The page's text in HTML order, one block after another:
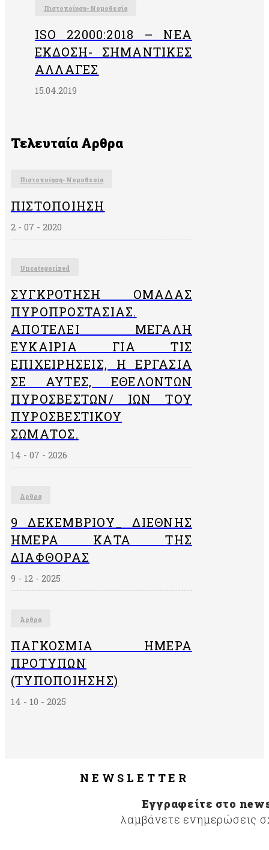
Πιστοποίηση- Νομοθεσία
ISO 22000:2018 – ΝΈΑ
ΈΚΔΟΣΗ- ΣΗΜΑΝΤΙΚΈΣ
ΑΛΛΑΓΈΣ
15.04.2019
Τελευταία Αρθρα
Πιστοποίηση- Νομοθεσία
ΠΙΣΤΟΠΟΊΗΣΗ
2 - 07 - 2020
Uncategorized
ΣΥΓΚΡΌΤΗΣΗ ΟΜΆΔΑΣ
ΠΥΡΟΠΡΟΣΤΑΣΊΑΣ.
ΑΠΟΤΕΛΕΊ ΜΕΓΆΛΗ
ΕΥΚΑΙΡΊΑ ΓΙΑ ΤΙΣ
ΕΠΙΧΕΙΡΉΣΕΙΣ, Η ΕΡΓΑΣΊΑ
ΣΕ ΑΥΤΈΣ, ΕΘΕΛΟΝΤΏΝ
ΠΥΡΟΣΒΕΣΤΏΝ/ ΙΏΝ ΤΟΥ
ΠΥΡΟΣΒΕΣΤΙΚΟΎ
ΣΏΜΑΤΟΣ.
14 - 07 - 2026
Άρθρα
9 ΔΕΚΕΜΒΡΙΟΥ_ ΔΙΕΘΝΗΣ
ΗΜΕΡΑ ΚΑΤΑ ΤΗΣ
ΔΙΑΦΘΟΡΑΣ
9 - 12 - 2025
Άρθρα
ΠΑΓΚΌΣΜΙΑ ΗΜΈΡΑ
ΠΡΟΤΎΠΩΝ
(ΤΥΠΟΠΟΊΗΣΗΣ)
14 - 10 - 2025
NEWSLETTER
Εγγραφείτε στο
λαμβάνετε ενημερώσεις